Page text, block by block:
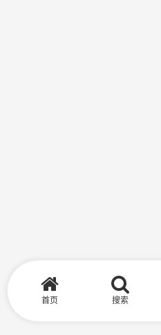
首页 搜索